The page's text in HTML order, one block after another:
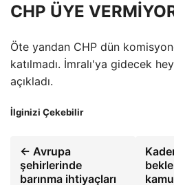
CHP ÜYE
Öte yandan CHP dün
katılmadı. İmralı'ya gidecek
açıkladı.
İlginizi Çekebilir
← Avrupa
şehirlerinde
barınma ihtiyaçları